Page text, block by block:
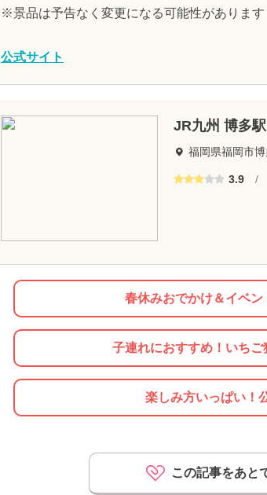
※景品は予告なく変更になる可能性があります
公式サイト
JR九州 博多
福岡県福岡市
3.9 /
春休みおでかけ＆イベン
子連れにおすすめ！いちご
楽しみ方いっぱい！
この記事をあと